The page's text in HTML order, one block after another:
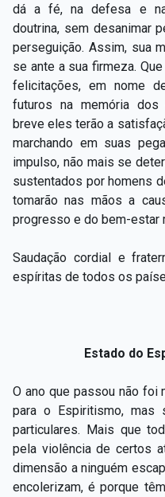
dá a fé, na defesa e
doutrina, sem desanimar
perseguição. Assim, sua
se ante a sua firmeza.
felicitações, em nome
futuros na memória dos
breve eles terão a
marchando em suas
impulso, não mais se
sustentados por homens
tomarão nas mãos a
progresso e do bem-estar
Saudação cordial e
espíritas de todos os
Estado do
O ano que passou não foi
para o Espiritismo, mas
particulares. Mais que
pela violência de certos
dimensão a ninguém
encolerizam, é porque